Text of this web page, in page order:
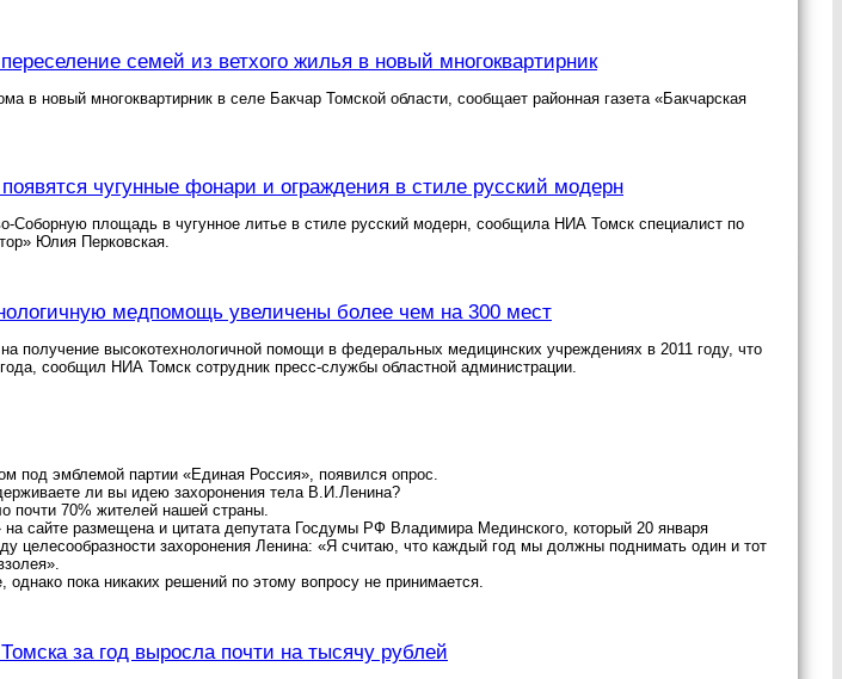
семей из ветхого жилья в новый многоквартирник
в новый многоквартирник в селе Бакчар Томской области, сообщает районная газета «Бакчарская
чугунные фонари и ограждения в стиле русский модерн
Соборную площадь в чугунное литье в стиле русский модерн, сообщила НИА Томск специалист по
Юлия Перковская.
медпомощь увеличены более чем на 300 мест
получение высокотехнологичной помощи в федеральных медицинских учреждениях в 2011 году, что
сообщил НИА Томск сотрудник пресс-службы областной администрации.
под эмблемой партии «Единая Россия», появился опрос.
ли вы идею захоронения тела В.И.Ленина?
почти 70% жителей нашей страны.
сайте размещена и цитата депутата Госдумы РФ Владимира Мединского, который 20 января
целесообразности захоронения Ленина: «Я считаю, что каждый год мы должны поднимать один и тот
пока никаких решений по этому вопросу не принимается.
за год выросла почти на тысячу рублей